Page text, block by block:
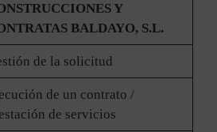
Y
BALDAYO, S.L.
de la solicitud
de un contrato /
de servicios